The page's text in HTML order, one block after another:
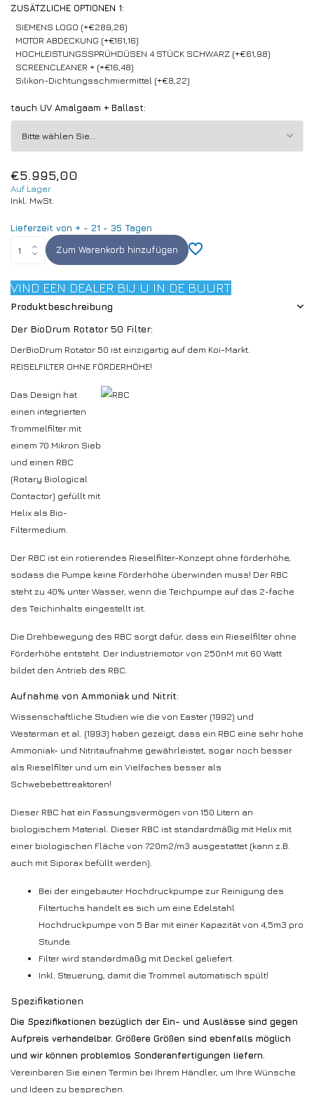
ZUSÄTZLICHE OPTIONEN 1:
SIEMENS LOGO (+€289,26)
MOTOR ABDECKUNG (+€161,16)
HOCHLEISTUNGSSPRÜHDÜSEN 4 STÜCK SCHWARZ (+€61,98)
SCREENCLEANER + (+€16,48)
Silikon-Dichtungsschmiermittel (+€8,22)
tauch UV Amalgaam + Ballast:
€5.995,00
Auf Lager
Inkl. MwSt.
Lieferzeit von + - 21 - 35 Tagen
Zum Warenkorb hinzufügen
VIND EEN DEALER BIJ U IN DE BUURT
Produktbeschreibung
Der BioDrum Rotator 50 Filter:
DerBioDrum Rotator 50 ist einzigartig auf dem Koi-Markt.
REISELFILTER OHNE FÖRDERHÖHE!
Das Design hat
einen integrierten
Trommelfilter mit
einem 70 Mikron Sieb
und einen RBC
(Rotary Biological
Contactor) gefüllt mit
Helix als Bio-
Filtermedium.
Der RBC ist ein rotierendes Rieselfilter-Konzept ohne förderhöhe,
sodass die Pumpe keine Förderhöhe überwinden muss! Der RBC
steht zu 40% unter Wasser, wenn die Teichpumpe auf das 2-fache
des Teichinhalts eingestellt ist.
Die Drehbewegung des RBC sorgt dafür, dass ein Rieselfilter ohne
Förderhöhe entsteht. Der Industriemotor von 250nM mit 60 Watt
bildet den Antrieb des RBC.
Aufnahme von Ammoniak und Nitrit:
Wissenschaftliche Studien wie die von Easter (1992) und
Westerman et al. (1993) haben gezeigt, dass ein RBC eine sehr hohe
Ammoniak- und Nitritaufnahme gewährleistet, sogar noch besser
als Rieselfilter und um ein Vielfaches besser als
Schwebebettreaktoren!
Dieser RBC hat ein Fassungsvermögen von 150 Litern an
biologischem Material. Dieser RBC ist standardmäßig mit Helix mit
einer biologischen Fläche von 720m2/m3 ausgestattet (kann z.B.
auch mit Siporax befüllt werden).
Bei der eingebauter Hochdruckpumpe zur Reinigung des
Filtertuchs handelt es sich um eine Edelstahl
Hochdruckpumpe von 5 Bar mit einer Kapazität von 4,5m3 pro
Stunde.
Filter wird standardmäßig mit Deckel geliefert.
Inkl. Steuerung, damit die Trommel automatisch spült!
Spezifikationen
Die Spezifikationen bezüglich der Ein- und Auslässe sind gegen
Aufpreis verhandelbar. Größere Größen sind ebenfalls möglich
und wir können problemlos Sonderanfertigungen liefern.
Vereinbaren Sie einen Termin bei Ihrem Händler, um Ihre Wünsche
und Ideen zu besprechen.